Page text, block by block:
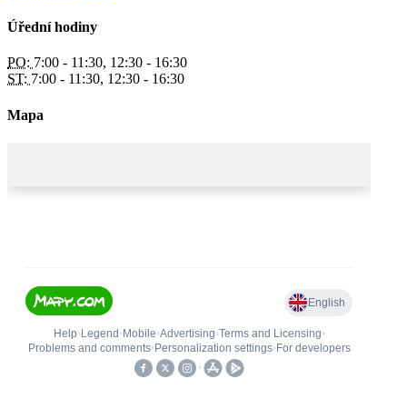
Úřední hodiny
PO: 7:00 - 11:30, 12:30 - 16:30
ST: 7:00 - 11:30, 12:30 - 16:30
Mapa